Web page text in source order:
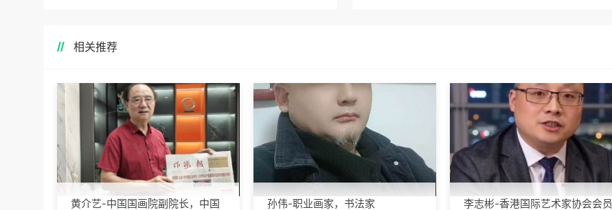
相关推荐
黄介艺-中国国画院副院长，中国 孙伟-职业画家，书法家 李志彬-香港国际艺术家协会会员